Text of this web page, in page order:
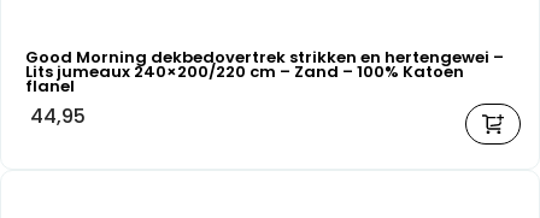
Good Morning dekbedovertrek strikken en hertengewei –
Lits jumeaux 240×200/220 cm – Zand – 100% Katoen
flanel
44,95